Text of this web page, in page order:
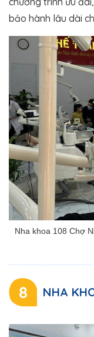
bảo hành lâu dài
Nha khoa 108 Chợ
8 NHA